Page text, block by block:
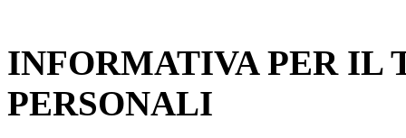
INFORMATIVA PER IL
PERSONALI